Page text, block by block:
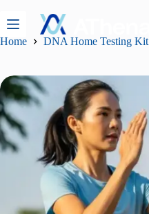
12,900.00
Home
DNA Home Testing Kit